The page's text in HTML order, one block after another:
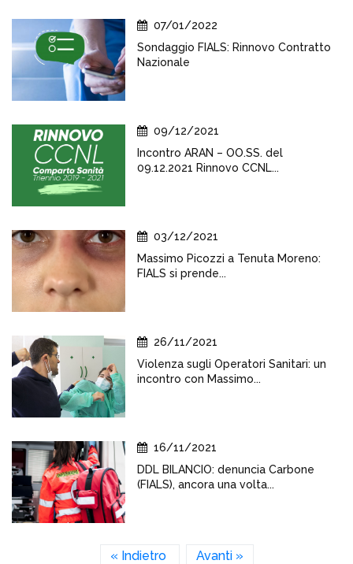
07/01/2022
Sondaggio FIALS: Rinnovo Contratto
Nazionale
09/12/2021
Incontro ARAN – OO.SS. del
09.12.2021 Rinnovo CCNL...
03/12/2021
Massimo Picozzi a Tenuta Moreno:
FIALS si prende...
26/11/2021
Violenza sugli Operatori Sanitari: un
incontro con Massimo...
16/11/2021
DDL BILANCIO: denuncia Carbone
(FIALS), ancora una volta...
« Indietro Avanti »